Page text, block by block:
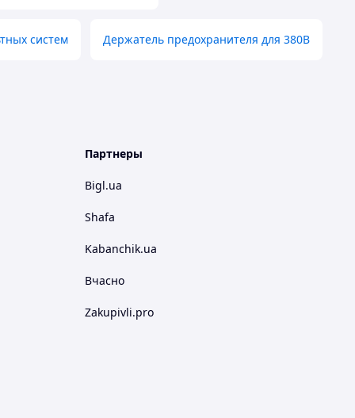
систем Держатель предохранителя для 380В
Партнеры
Bigl.ua
Shafa
Kabanchik.ua
Вчасно
Zakupivli.pro